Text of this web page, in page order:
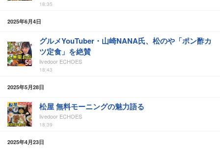
18:35
2025年6月4日
グルメYouTuber・山崎NANA氏、松のや「ポン酢カ
ツ定食」を絶賛
livedoor ECHOES
18:43
2025年5月28日
松屋 無料モーニングの魅力語る
livedoor ECHOES
18:39
2025年4月23日